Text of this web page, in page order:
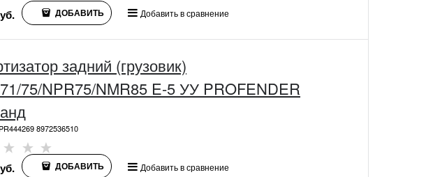
ДОБАВИТЬ Добавить в сравнение
задний (грузовик)
NPR75/NMR85 E-5 УУ PROFENDER
PR444269 8972536510
ДОБАВИТЬ Добавить в сравнение